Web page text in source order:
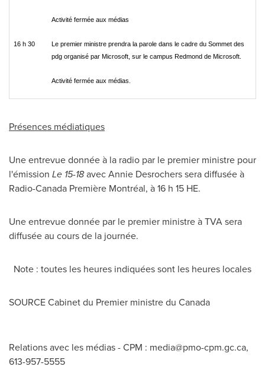
Activité fermée aux médias
16 h 30
Le premier ministre prendra la parole dans le cadre du Sommet des
pdg organisé par Microsoft, sur le campus Redmond de Microsoft.
Activité fermée aux médias.
Présences médiatiques
Une entrevue donnée à la radio par le premier ministre pour
l'émission Le 15-18avecAnnie Desrocherssera diffusée à
Radio-Canada Première Montréal, à 16 h 15 HE.
Une entrevue donnée par le premier ministre à TVA sera
diffusée au cours de la journée.
Note : toutes les heures indiquées sont les heures locales
SOURCE Cabinet du Premier ministre du Canada
Relations avec les médias - CPM : media@pmo-cpm.gc.ca,
613-957-5555